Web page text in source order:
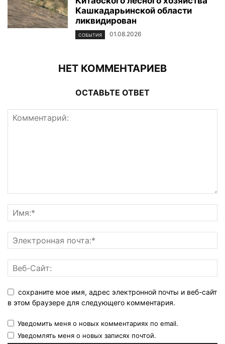
Кашкадарьинской области
ликвидирован
СОБЫТИЯ 01.08.2026
НЕТ КОММЕНТАРИЕВ
ОСТАВЬТЕ ОТВЕТ
сохраните мое имя, адрес электронной почты и веб-сайт
в этом браузере для следующего комментария.
Уведомить меня о новых комментариях по email.
Уведомлять меня о новых записях почтой.